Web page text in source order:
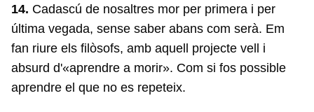
14. Cadascú de nosaltres mor per primera i per
última vegada, sense saber abans com serà. Em
fan riure els filòsofs, amb aquell projecte vell i
absurd d'«aprendre a morir». Com si fos possible
aprendre el que no es repeteix.